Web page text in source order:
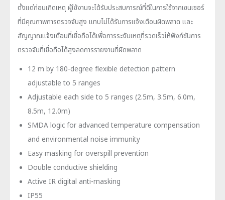
ตั้งแต่ก่อนเกิดเหตุ ผู้ใช้งานจะได้รับประสบการณ์ที่ดีในการใช้จากเซนเซอร์
ที่มีคุณภาพการตรวจจับสูง แทบไม่ได้รับการแจ้งเตือนผิดพลาด และ
สัญญาณแจ้งเตือนที่เชื่อถือได้เพื่อการระงับเหตุที่รวดเร็วให้ฟังก์ชันการ
ตรวจจับที่เชื่อถือได้สูงลดการรายงานที่ผิดพลาด
12 m by 180-degree flexible detection pattern
adjustable to 5 ranges
Adjustable each side to 5 ranges (2.5m, 3.5m, 6.0m,
8.5m, 12.0m)
SMDA logic for advanced temperature compensation
and environmental noise immunity
Easy masking for overspill prevention
Double conductive shielding
Active IR digital anti-masking
IP55